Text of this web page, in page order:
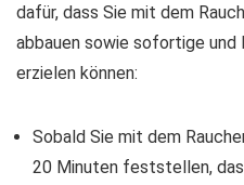
dafür, dass Sie mit dem
abbauen sowie sofortige und
erzielen können:
Sobald Sie mit dem
20 Minuten feststellen,